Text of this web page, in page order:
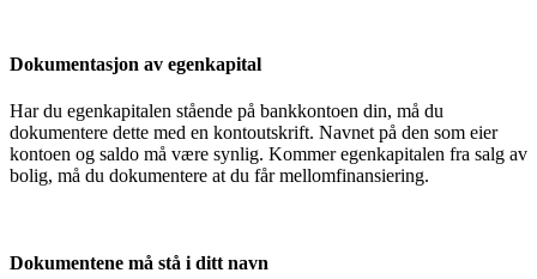
Dokumentasjon av egenkapital
Har du egenkapitalen stående på bankkontoen din, må du
dokumentere dette med en kontoutskrift. Navnet på den som eier
kontoen og saldo må være synlig. Kommer egenkapitalen fra salg av
bolig, må du dokumentere at du får mellomfinansiering.
Dokumentene må stå i ditt navn